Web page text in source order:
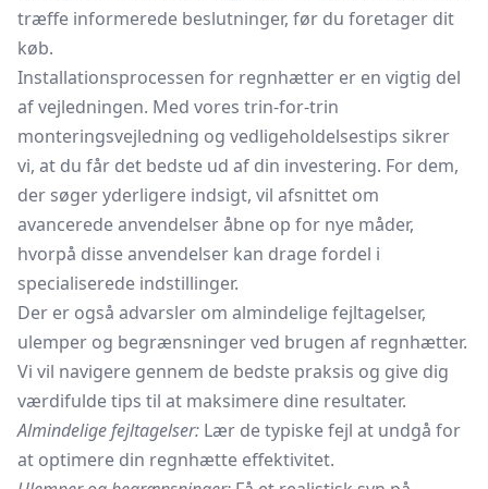
træffe informerede beslutninger, før du foretager dit
køb.
Installationsprocessen for regnhætter er en vigtig del
af vejledningen. Med vores trin-for-trin
monteringsvejledning og vedligeholdelsestips sikrer
vi, at du får det bedste ud af din investering. For dem,
der søger yderligere indsigt, vil afsnittet om
avancerede anvendelser åbne op for nye måder,
hvorpå disse anvendelser kan drage fordel i
specialiserede indstillinger.
Der er også advarsler om almindelige fejltagelser,
ulemper og begrænsninger ved brugen af regnhætter.
Vi vil navigere gennem de bedste praksis og give dig
værdifulde tips til at maksimere dine resultater.
Almindelige fejltagelser: Lær de typiske fejl at undgå for
at optimere din regnhætte effektivitet.